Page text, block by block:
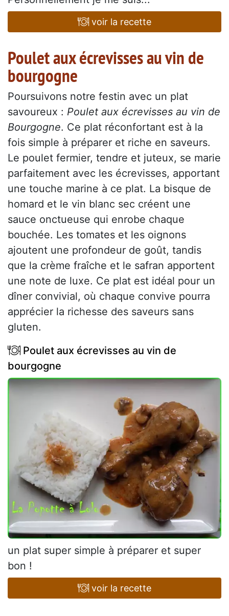
voir la recette
Poulet aux écrevisses au vin de
bourgogne
Poursuivons notre festin avec un plat
savoureux : Poulet aux écrevisses au vin de
Bourgogne. Ce plat réconfortant est à la
fois simple à préparer et riche en saveurs.
Le poulet fermier, tendre et juteux, se marie
parfaitement avec les écrevisses, apportant
une touche marine à ce plat. La bisque de
homard et le vin blanc sec créent une
sauce onctueuse qui enrobe chaque
bouchée. Les tomates et les oignons
ajoutent une profondeur de goût, tandis
que la crème fraîche et le safran apportent
une note de luxe. Ce plat est idéal pour un
dîner convivial, où chaque convive pourra
apprécier la richesse des saveurs sans
gluten.
Poulet aux écrevisses au vin de
bourgogne
un plat super simple à préparer et super
bon !
voir la recette